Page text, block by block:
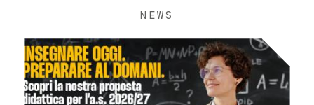
NEWS